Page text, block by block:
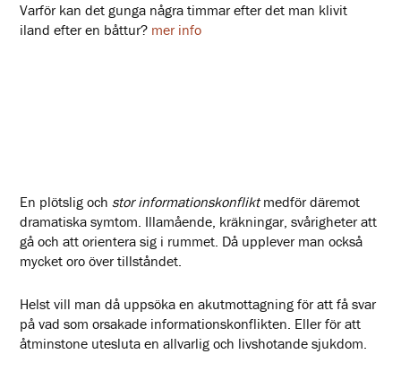
Varför kan det gunga några timmar efter det man klivit
iland efter en båttur? mer info
En plötslig ochstor informationskonfliktmedför däremot
dramatiska symtom. Illamående, kräkningar, svårigheter att
gå och att orientera sig i rummet. Då upplever man också
mycket oro över tillståndet.
Helst vill man då uppsöka en akutmottagning för att få svar
på vad som orsakade informationskonflikten. Eller för att
åtminstone utesluta en allvarlig och livshotande sjukdom.